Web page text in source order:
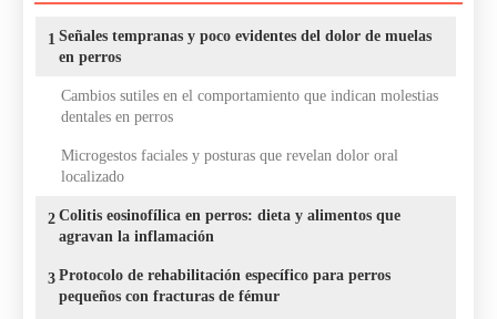
1 Señales tempranas y poco evidentes del dolor de muelas
en perros
Cambios sutiles en el comportamiento que indican molestias
dentales en perros
Microgestos faciales y posturas que revelan dolor oral
localizado
2 Colitis eosinofílica en perros: dieta y alimentos que
agravan la inflamación
3 Protocolo de rehabilitación específico para perros
pequeños con fracturas de fémur